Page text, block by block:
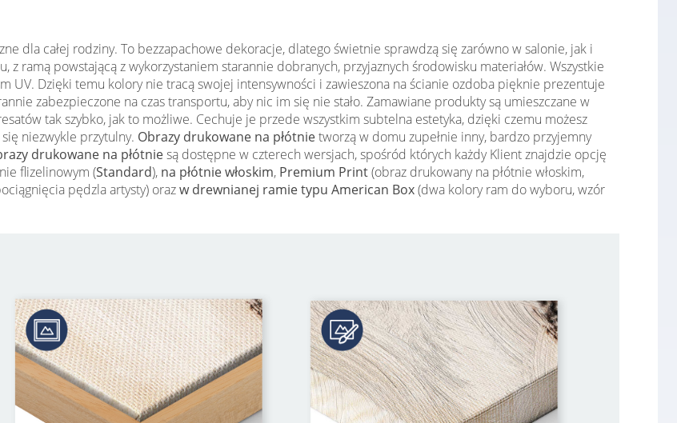
dla całej rodziny. To bezzapachowe dekoracje, dlatego świetnie sprawdzą się zarówno w salonie, jak i
ramą powstającą z wykorzystaniem starannie dobranych, przyjaznych środowisku materiałów. Wszystkie
UV. Dzięki temu kolory nie tracą swojej intensywności i zawieszona na ścianie ozdoba pięknie prezentuje
zabezpieczone na czas transportu, aby nic im się nie stało. Zamawiane produkty są umieszczane w
tak szybko, jak to możliwe. Cechuje je przede wszystkim subtelna estetyka, dzięki czemu możesz
niezwykle przytulny. Obrazy drukowane na płótnietworzą w domu zupełnie inny, bardzo przyjemny
drukowane na płótniesą dostępne w czterech wersjach, spośród których każdy Klient znajdzie opcję
flizelinowym (Standard), na płótnie włoskim, Premium Print(obraz drukowany na płótnie włoskim,
pędzla artysty) orazw drewnianej ramie typu American Box(dwa kolory ram do wyboru, wzór